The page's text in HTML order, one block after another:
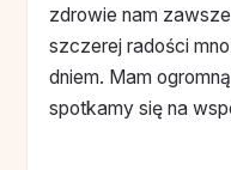
zdrowie nam
szczerej radości
dniem. Mam
spotkamy się na